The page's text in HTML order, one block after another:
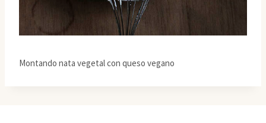
Montando nata vegetal con queso vegano